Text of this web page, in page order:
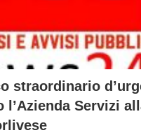
straordinario
l’Azienda Servizi